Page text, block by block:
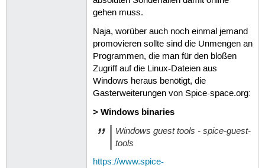
gehen muss.
Naja, worüber auch noch einmal jemand
promovieren sollte sind die Unmengen an
Programmen, die man für den bloßen
Zugriff auf die Linux-Dateien aus
Windows heraus benötigt, die
Gasterweiterungen von Spice-space.org:
> Windows binaries
Windows guest tools - spice-guest-
tools
https://www.spice-